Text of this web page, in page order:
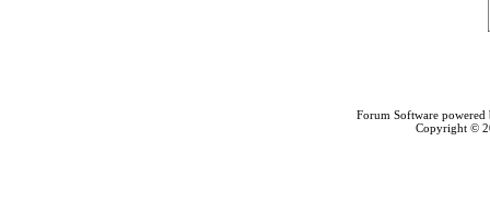
Forum Software
Copyright ©